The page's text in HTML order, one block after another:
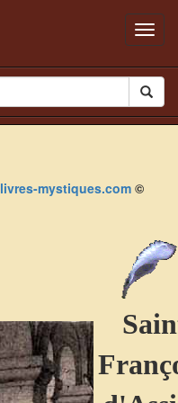
livres-mystiques.com ©